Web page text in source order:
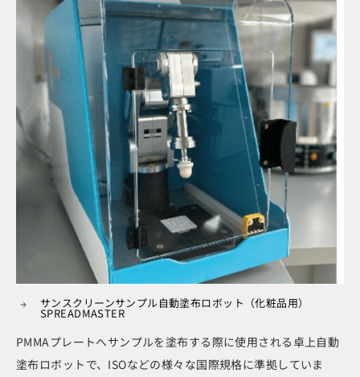
サンスクリーンサンプル自動塗布ロボット（化粧品用）
SPREADMASTER
PMMAプレートへサンプルを塗布する際に使用される卓上自動
塗布ロボットで、ISOなどの様々な国際規格に準拠していま